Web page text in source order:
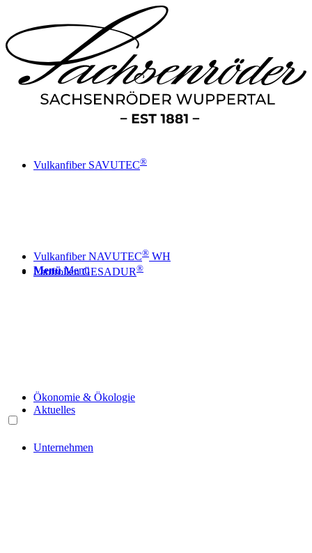
Menü Menü
Vulkanfiber SAVUTEC®
Vulkanfiber NAVUTEC® WH
Laufrollen GESADUR®
Ökonomie & Ökologie
Aktuelles
Unternehmen